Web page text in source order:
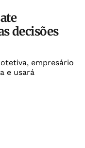
decisões
empresário
e usará